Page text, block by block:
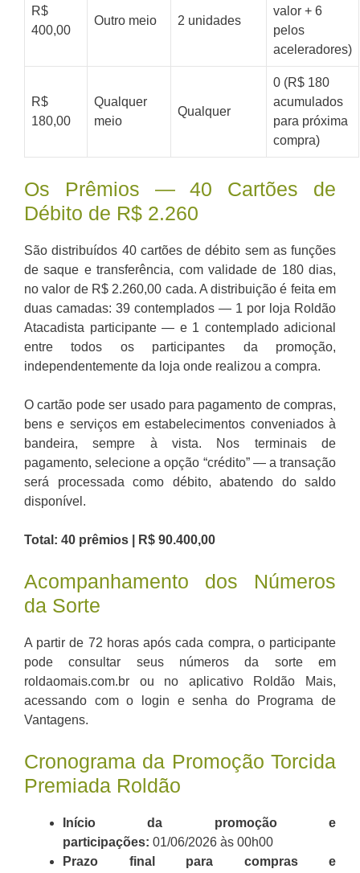
R$
400,00
Outro meio 2 unidades
valor + 6
pelos
aceleradores)
R$
180,00
Qualquer
meio
Qualquer
0 (R$ 180
acumulados
para próxima
compra)
Os Prêmios — 40 Cartões de
Débito de R$ 2.260
São distribuídos 40 cartões de débito sem as funções
de saque e transferência, com validade de 180 dias,
no valor de R$ 2.260,00 cada. A distribuição é feita em
duas camadas: 39 contemplados — 1 por loja Roldão
Atacadista participante — e 1 contemplado adicional
entre todos os participantes da promoção,
independentemente da loja onde realizou a compra.
O cartão pode ser usado para pagamento de compras,
bens e serviços em estabelecimentos conveniados à
bandeira, sempre à vista. Nos terminais de
pagamento, selecione a opção “crédito” — a transação
será processada como débito, abatendo do saldo
disponível.
Total: 40 prêmios | R$ 90.400,00
Acompanhamento dos Números
da Sorte
A partir de 72 horas após cada compra, o participante
pode consultar seus números da sorte em
roldaomais.com.br ou no aplicativo Roldão Mais,
acessando com o login e senha do Programa de
Vantagens.
Cronograma da Promoção Torcida
Premiada Roldão
Início da promoção e
participações: 01/06/2026 às 00h00
Prazo final para compras e